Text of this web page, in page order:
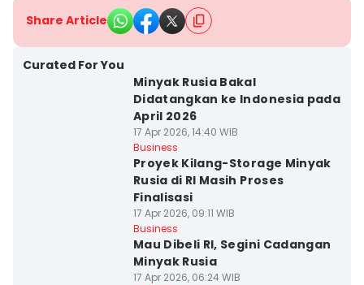
Share Article
Curated For You
Minyak Rusia Bakal
Didatangkan ke Indonesia pada
April 2026
17 Apr 2026, 14:40 WIB
Business
Proyek Kilang-Storage Minyak
Rusia di RI Masih Proses
Finalisasi
17 Apr 2026, 09:11 WIB
Business
Mau Dibeli RI, Segini Cadangan
Minyak Rusia
17 Apr 2026, 06:24 WIB